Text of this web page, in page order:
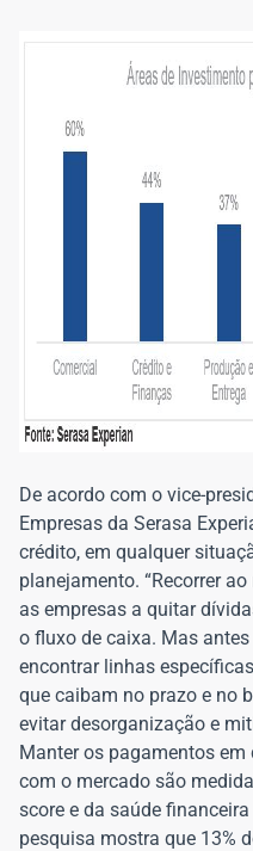
De acordo com o vice-
Empresas da Serasa
crédito, em qualquer
planejamento. “Recorrer
as empresas a quitar
o fluxo de caixa. Mas
encontrar linhas
que caibam no prazo e no
evitar desorganização e
Manter os pagamentos
com o mercado são
score e da saúde
pesquisa mostra que 13%